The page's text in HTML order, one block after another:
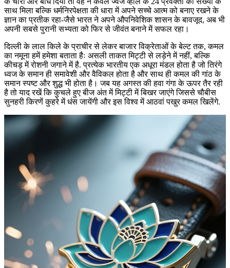
साथ मिला बल्कि धर्मनिरपेक्षता की धारा में अपने सच्चे आत्म को बनाए रखने के
ज्ञान का प्रतीक रहा-जैसे भारत ने अपने औपनिवेशिक शासन के बावजूद, अब भी
अपनी सबसे पुरानी सभ्यता को फिर से जीवंत बनाने में सफल रहा।
दिल्ली के लाल किले के प्राचीर से लेकर बाजार विक्रेताओं के बेल्ट तक, कमल
का नमूना हमें हमेशा बताता हैः असली ताकत मिट्टी से लड़ेने में नहीं, बल्कि
कीचड़ में रोशनी जगाने में है. प्रत्येक भारतीय एक अधूरा मंडल होता है जो तिरंगे
ध्वज के समान ही समावेशी और वैविकल होता है और साथ ही कमल की गांठ के
समान स्पष्ट और शुद्ध भी होता है। जब यह अगस्त की हवा गंगा के ऊपर तैर रही
है तो याद रखें कि कुचले हुए बीज अंत में मिट्टी में बिखर जाएंगे जिससे चौबीस
सुनहरी किरणें कुहरे में धंस जायेंगी और इस विश्व में आठवां पखुर कमल खिलेंगे.